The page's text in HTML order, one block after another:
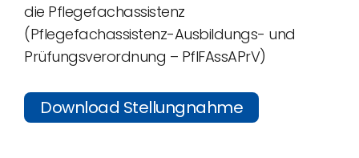
die Pflegefachassistenz
(Pflegefachassistenz-Ausbildungs- und
Prüfungsverordnung – PflFAssAPrV)
Download Stellungnahme